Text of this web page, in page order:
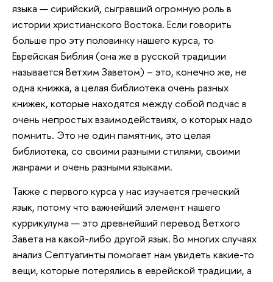
языка — сирийский, сыгравший огромную роль в
истории христианского Востока. Если говорить
больше про эту половинку нашего курса, то
Еврейская Библия (она же в русской традиции
называется Ветхим Заветом) – это, конечно же, не
одна книжка, а целая библиотека очень разных
книжек, которые находятся между собой подчас в
очень непростых взаимодействиях, о которых надо
помнить. Это не один памятник, это целая
библиотека, со своими разными стилями, своими
жанрами и очень разными языками.
Также с первого курса у нас изучается греческий
язык, потому что важнейший элемент нашего
куррикулума — это древнейший перевод Ветхого
Завета на какой-либо другой язык. Во многих случаях
анализ Септуагинты помогает нам увидеть какие-то
вещи, которые потерялись в еврейской традиции, а